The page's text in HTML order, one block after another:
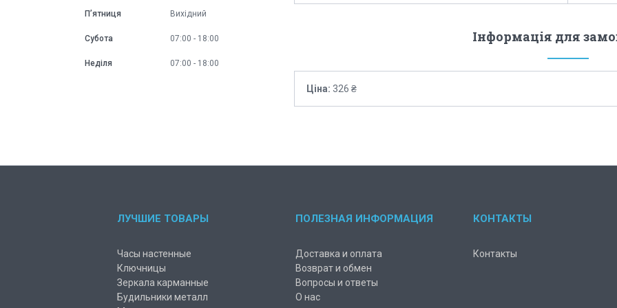
Інформація для
Ціна: 326 ₴
Пʼятниця Вихідний
Субота 07:00 18:00
Неділя 07:00 18:00
ЛУЧШИЕ ТОВАРЫ
Часы настенные
Ключницы
Зеркала карманные
Будильники металл
ПОЛЕЗНАЯ ИНФОРМАЦИЯ
Доставка и оплата
Возврат и обмен
Вопросы и ответы
О нас
КОНТАКТЫ
Контакты